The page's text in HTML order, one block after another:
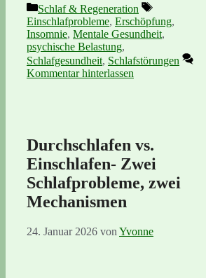
Kategorien
Schlaf & Regeneration
Schlagwörter
Einschlafprobleme, Erschöpfung,
Insomnie, Mentale Gesundheit,
psychische Belastung,
Schlafgesundheit, Schlafstörungen
Kommentar hinterlassen
Durchschlafen vs.
Einschlafen- Zwei
Schlafprobleme, zwei
Mechanismen
24. Januar 2026 von Yvonne